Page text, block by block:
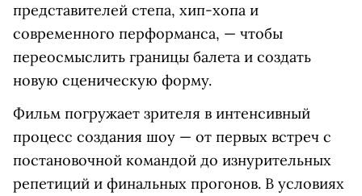
представителей степа, хип-хопа и
современного перформанса, — чтобы
переосмыслить границы балета и создать
новую сценическую форму.
Фильм погружает зрителя в интенсивный
процесс создания шоу — от первых встреч с
постановочной командой до изнурительных
репетиций и финальных прогонов. В условиях